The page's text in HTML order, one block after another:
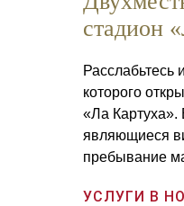
стадион
Расслабьтесь
которого
«Ла Картуха».
являющиеся
пребывание
УСЛУГИ В